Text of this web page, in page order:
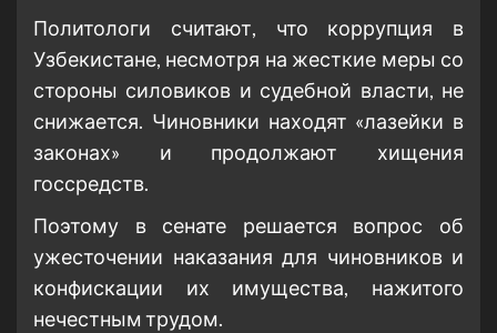
Политологи считают, что коррупция в
Узбекистане, несмотря на жесткие меры со
стороны силовиков и судебной власти, не
снижается. Чиновники находят «лазейки в
законах» и продолжают хищения
госсредств.
Поэтому в сенате решается вопрос об
ужесточении наказания для чиновников и
конфискации их имущества, нажитого
нечестным трудом.